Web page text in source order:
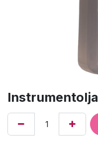
Instrumentolja